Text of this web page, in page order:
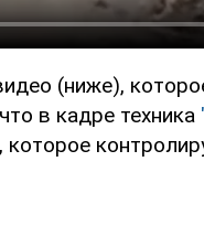
(ниже),
в кадре техника
, которое